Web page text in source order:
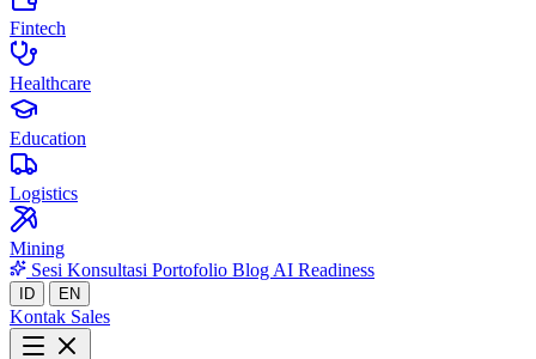
Fintech
Healthcare
Education
Logistics
Mining
Sesi Konsultasi Portofolio Blog AI Readiness
ID EN
Kontak Sales